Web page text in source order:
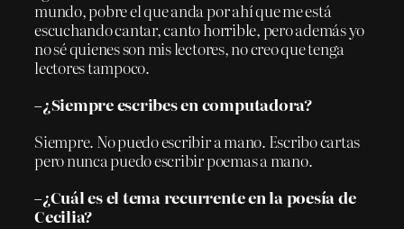
mundo, pobre el que anda por ahí que me está
escuchando cantar, canto horrible, pero además yo
no sé quienes son mis lectores, no creo que tenga
lectores tampoco.
–¿Siempre escribes en computadora?
Siempre. No puedo escribir a mano. Escribo cartas
pero nunca puedo escribir poemas a mano.
–¿Cuál es el tema recurrente en la poesía de
Cecilia?